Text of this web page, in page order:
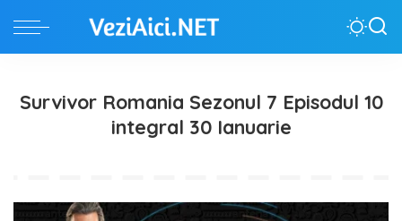
Survivor Romania Sezonul 7 Episodul 10
integral 30 Ianuarie